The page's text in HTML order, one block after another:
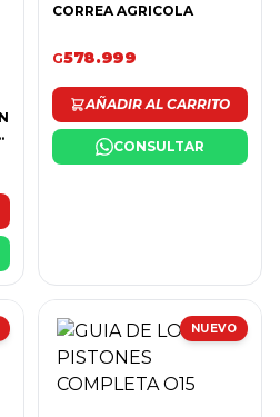
CORREA AGRICOLA
G578.999
AÑADIR AL CARRITO
CONSULTAR
NUEVO